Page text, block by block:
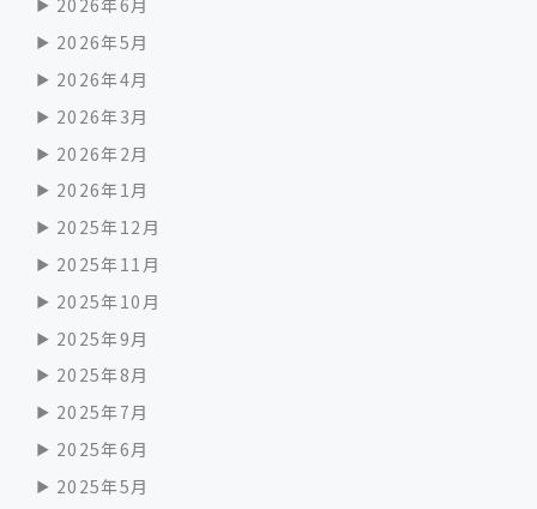
2026年6月
2026年5月
2026年4月
2026年3月
2026年2月
2026年1月
2025年12月
2025年11月
2025年10月
2025年9月
2025年8月
2025年7月
2025年6月
2025年5月